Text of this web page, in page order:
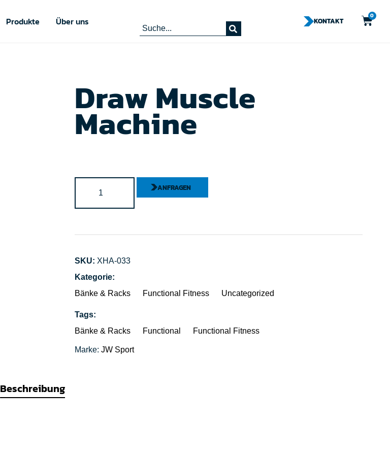
Produkte Über uns KONTAKT
0
Draw Muscle
Machine
ANFRAGEN
SKU: XHA-033
Kategorie:
Bänke & Racks
Functional Fitness Uncategorized
Tags:
Bänke & Racks
Functional Functional Fitness
Marke: JW Sport
Beschreibung